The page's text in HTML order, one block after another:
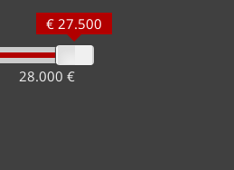
28.000 €
€ 27.500